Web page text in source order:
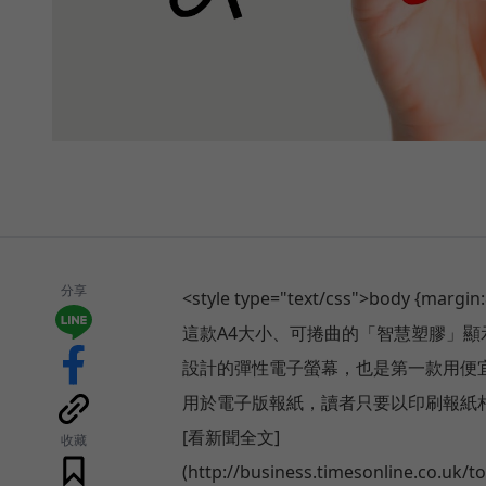
分享
收藏
<style type="text/css">body
這款A4大小、可捲曲的「智慧塑膠」
設計的彈性電子螢幕，也是第一款用
用於電子版報紙，讀者只要以印刷報
[看新聞全文]
(http://business.timesonline.co.uk/